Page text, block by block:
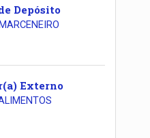
Depósito
Externo